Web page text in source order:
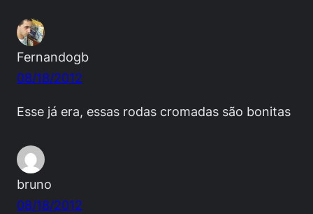
Fernandogb
08/18/2012
Esse já era, essas rodas cromadas são bonitas
bruno
08/18/2012